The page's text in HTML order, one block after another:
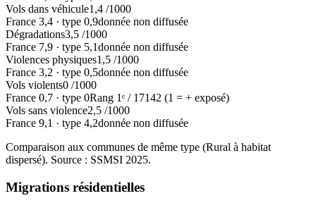
Vols dans véhicule1,4 /1000
France 3,4 · type 0,9donnée non diffusée
Dégradations3,5 /1000
France 7,9 · type 5,1donnée non diffusée
Violences physiques1,5 /1000
France 3,2 · type 0,5donnée non diffusée
Vols violents0 /1000
France 0,7 · type 0Rang 1ᵉ / 17142 (1 = + exposé)
Vols sans violence2,5 /1000
France 9,1 · type 4,2donnée non diffusée
Comparaison aux communes de même type (Rural à habitat
dispersé). Source : SSMSI 2025.
Migrations résidentielles